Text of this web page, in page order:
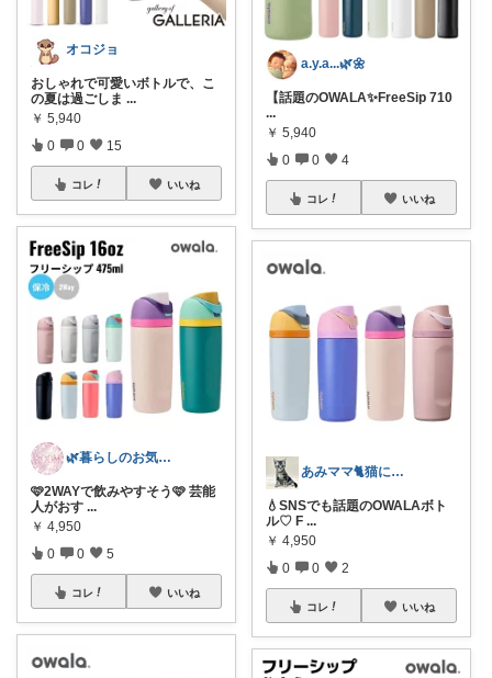
オコジョ
おしゃれで可愛いボトルで、こ
の夏は過ごしま ...
￥ 5,940
0 0 15
コレ いいね
🌿暮らしのお気に入り🌿
🩷2WAYで飲みやすそう🩷 芸能
人がおす ...
￥ 4,950
0 0 5
コレ いいね
a.y.a...🌿🌼
【話題のOWALA✨FreeSip 710
...
￥ 5,940
0 0 4
コレ いいね
あみママ🐈猫に起こされた日は朝コレ派
💧SNSでも話題のOWALAボト
ル♡ F ...
￥ 4,950
0 0 2
コレ いいね